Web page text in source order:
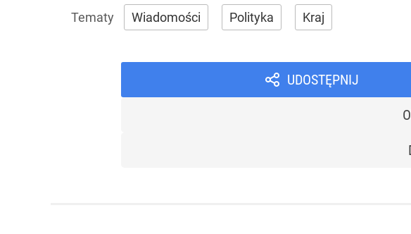
Wiadomości Polityka Kraj
UDOSTĘPNIJ